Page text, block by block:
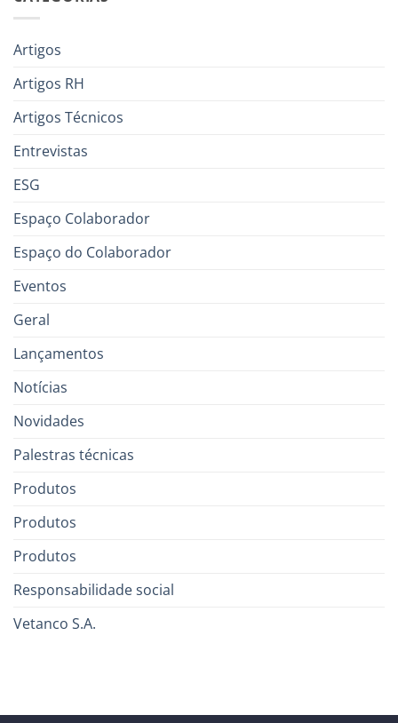
Artigos
Artigos RH
Artigos Técnicos
Entrevistas
ESG
Espaço Colaborador
Espaço do Colaborador
Eventos
Geral
Lançamentos
Notícias
Novidades
Palestras técnicas
Produtos
Produtos
Produtos
Responsabilidade social
Vetanco S.A.